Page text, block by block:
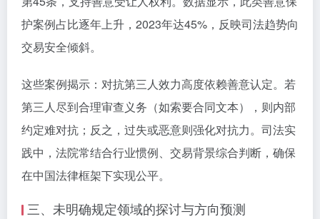
护案例占比逐年上升，2023年达45%，反映司法趋势向
交易安全倾斜。
这些案例揭示：对抗第三人效力高度依赖善意认定。若
第三人尽到合理审查义务（如索要合同文本），则内部
约定难对抗；反之，过失或恶意则强化对抗力。司法实
践中，法院常结合行业惯例、交易背景综合判断，确保
在中国法律框架下实现公平。
三、未明确规定领域的探讨与方向预测